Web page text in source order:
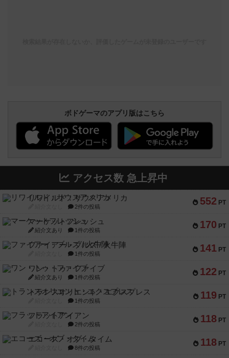
ボドゲーマのアプリ版はこちら
アクセス数 急上昇中
552 PT
リワイルド：サウスアメリカ
2件の投稿
170 PT
マーケットフレッシュ
紹介文あり 1件の投稿
141 PT
ファイアー・ブルズ / 火牛陣
1件の投稿
122 PT
ワン・トゥ・ファイブ
紹介文あり 1件の投稿
119 PT
トランスオリエント・エクスプレス
1件の投稿
118 PT
フラットアイアン
2件の投稿
118 PT
エコーズ・オブ・タイム
8件の投稿